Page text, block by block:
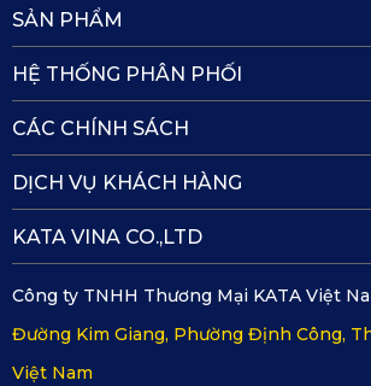
Thảm lót sàn ô tô Lexus GX
(Giá lót cốp mua lẻ chỉ từ 1.290.000
từ 800.000 vnđ)
Quy trình sản xuất thảm
Lexus GX của
SẢN PHẨM
HỆ THỐNG PHÂN PHỐI
CÁC CHÍNH SÁCH
DỊCH VỤ KHÁCH HÀNG
KATA VINA CO.,LTD
Công ty TNHH Thương Mại KATA Việt
Đường Kim Giang, Phường Định Công,
Việt Nam